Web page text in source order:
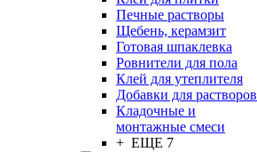
Печные растворы
Щебень, керамзит
Готовая шпаклевка
Ровнители для пола
Клей для утеплителя
Добавки для растворов
Кладочные и
монтажные смеси
+ ЕЩЕ 7